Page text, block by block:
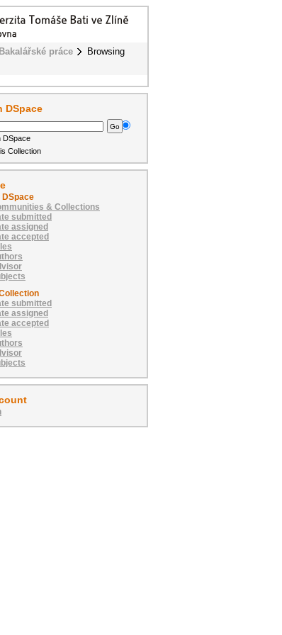
Bakalářské práce
Browsing
DSpace
DSpace
Collection
DSpace
& Collections
submitted
assigned
accepted
submitted
assigned
accepted